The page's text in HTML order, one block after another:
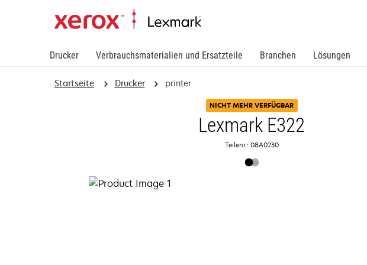
Drucker Verbrauchsmaterialien und Ersatzteile Branchen Lösungen
Startseite Drucker printer
NICHT MEHR VERFÜGBAR
Lexmark E322
Teilenr.: 08A0230